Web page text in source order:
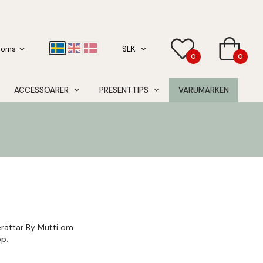
0 0
ACCESSOARER PRESENTTIPS VARUMÄRKEN
By Mutti om